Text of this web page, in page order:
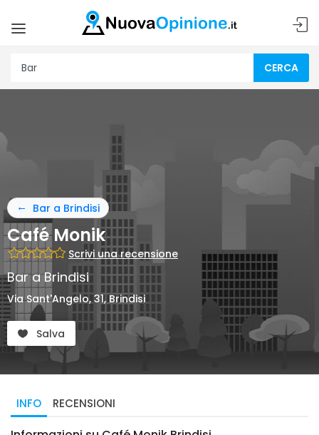
CERCA
Bar a Brindisi
Café Monik
Scrivi una recensione
Bar a Brindisi
Via Sant'Angelo, 31, Brindisi
Salva
INFO RECENSIONI